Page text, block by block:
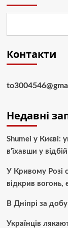
Контакти
Недавні
Shumei у Києві:
в’їхавши у
У Кривому Розі
відкрив
В Дніпрі за
Українців